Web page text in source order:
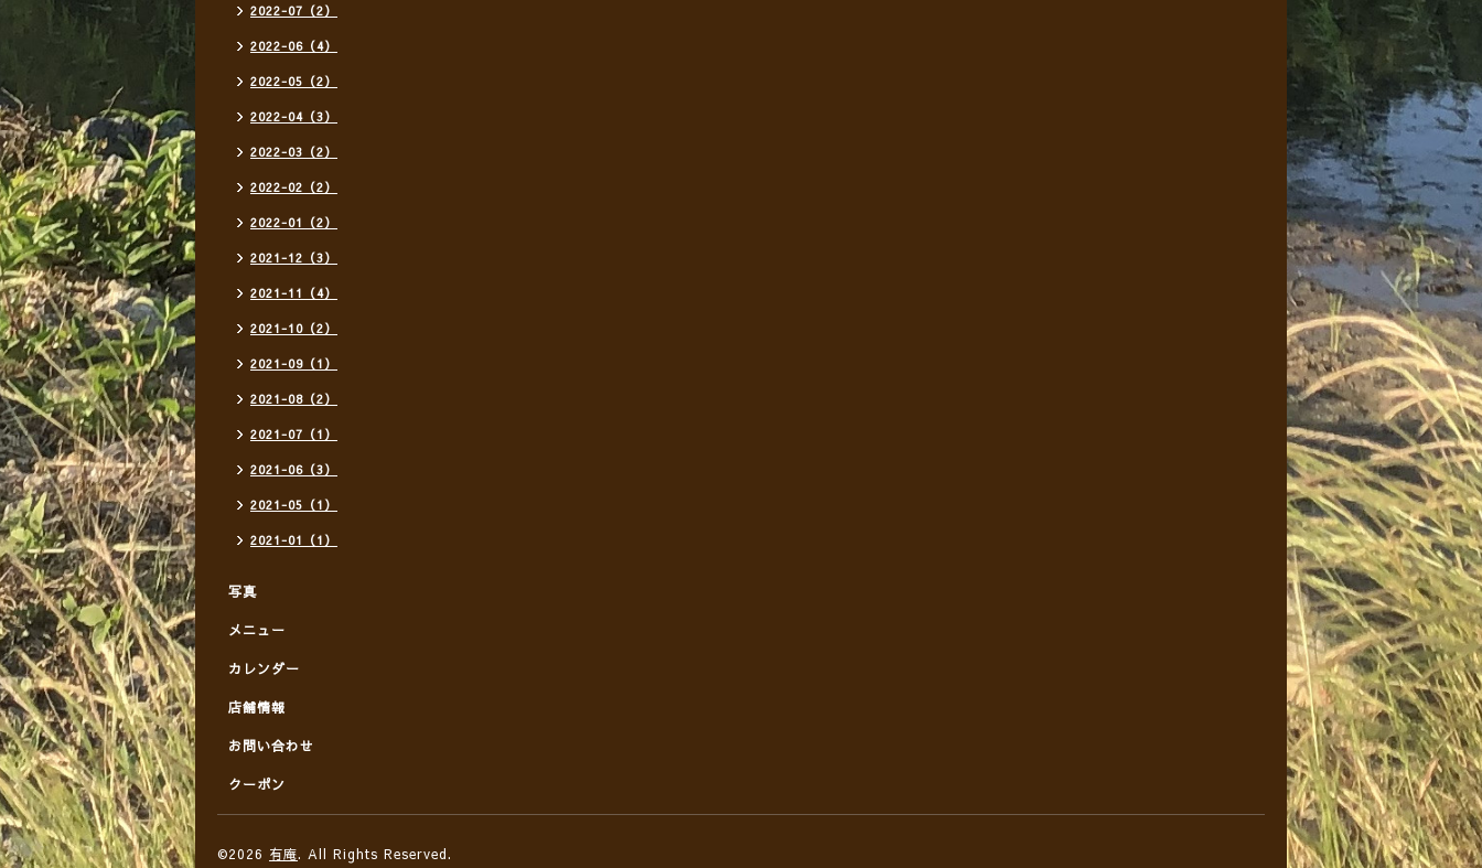
2022-07（2）
2022-06（4）
2022-05（2）
2022-04（3）
2022-03（2）
2022-02（2）
2022-01（2）
2021-12（3）
2021-11（4）
2021-10（2）
2021-09（1）
2021-08（2）
2021-07（1）
2021-06（3）
2021-05（1）
2021-01（1）
写真
メニュー
カレンダー
店舗情報
お問い合わせ
クーポン
©2026 有庵. All Rights Reserved.